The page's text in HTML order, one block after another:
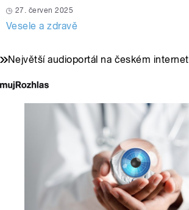
27. červen 2025
Vesele a zdravě
Největší audioportál na českém